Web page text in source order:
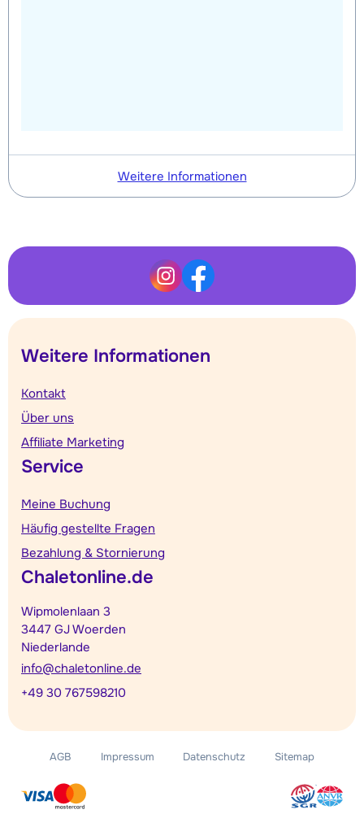
Weitere Informationen
Weitere Informationen
Kontakt
Über uns
Affiliate Marketing
Service
Meine Buchung
Häufig gestellte Fragen
Bezahlung & Stornierung
Chaletonline.de
Wipmolenlaan 3
3447 GJ Woerden
Niederlande
info@chaletonline.de
+49 30 767598210
AGB Impressum Datenschutz Sitemap